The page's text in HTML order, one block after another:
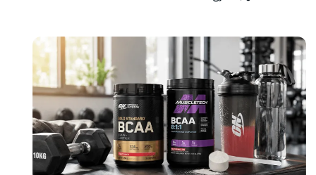
زمانی که دو محصول مقدار مشابهی پروتئین کامل فراهم کنند، شواهد
کافی برای اثبات برتری عمومی وی ایزوله وجود ندارد. انتخاب میان این
دو باید براساس مقدار واقعی پروتئین، تحمل گوارشی، محدودیت های
رژیم، مواد افزوده و هزینه هر گرم پروتئین انجام شود.